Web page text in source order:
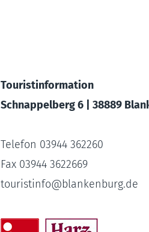
Touristinformation
Schnappelberg 6 | 38889
Telefon 03944 362260
Fax 03944 3622669
touristinfo@blankenburg.de